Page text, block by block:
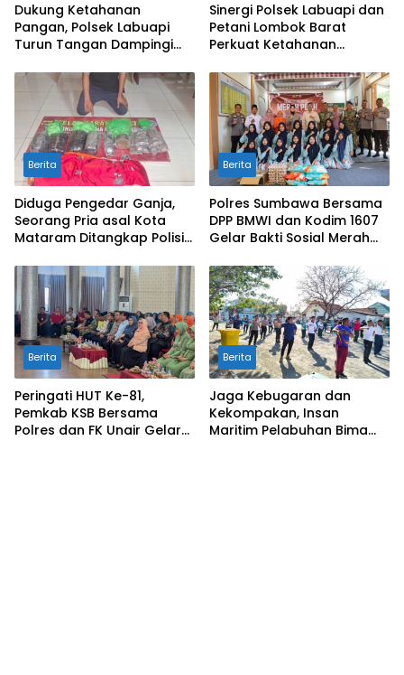
Dukung Ketahanan
Pangan, Polsek Labuapi
Turun Tangan Dampingi
Bongkot
Sinergi Polsek Labuapi dan
Petani Lombok Barat
Perkuat Ketahanan
Berita
Diduga Pengedar Ganja,
Seorang Pria asal Kota
Mataram Ditangkap Polisi
Berita
Polres Sumbawa Bersama
DPP BMWI dan Kodim 1607
Gelar Bakti Sosial Merah
Hidayatullah
Berita
Peringati HUT Ke-81,
Pemkab KSB Bersama
Polres dan FK Unair Gelar
Berita
Jaga Kebugaran dan
Kekompakan, Insan
Maritim Pelabuhan Bima